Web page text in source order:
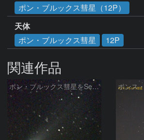
ポン・ブルックス彗星（12P）
天体
ポン・ブルックス彗星
12P
関連作品
ポン・ブルックス彗星をSeeStar S50で撮影画像を再処理